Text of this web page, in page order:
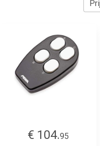
€ 104.95